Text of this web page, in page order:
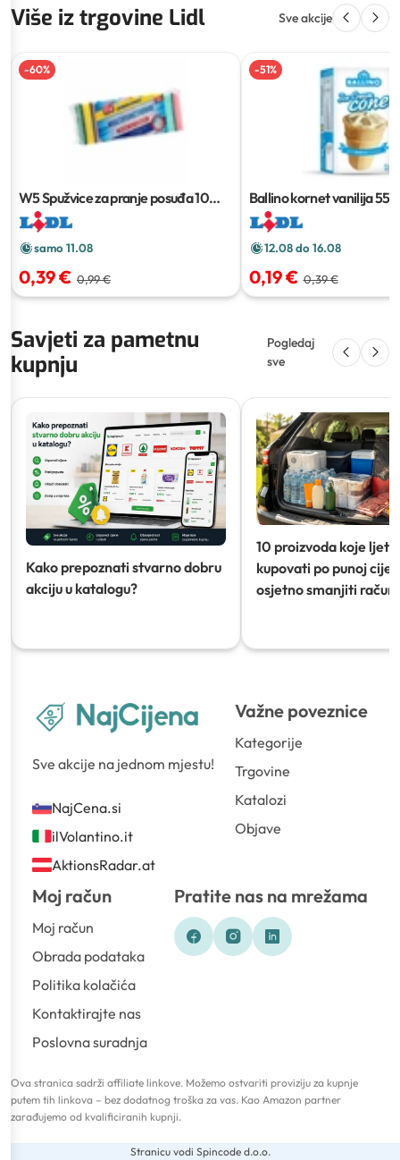
Više iz trgovine Lidl Sve akcije
-60%
W5 Spužvice za pranje posuđa10
kom
samo 11.08
0,39 € 0,99 €
-51%
Ballino kornet vanilija55 g
12.08 do 16.08
0,19 € 0,39 €
Savjeti za pametnu
kupnju
Pogledaj
sve
Kako prepoznati stvarno dobru
akciju u katalogu?
10 proizvoda koje ljeti
kupovati po punoj
osjetno smanjiti račun)
Sve akcije na jednom mjestu!
NajCena.si
ilVolantino.it
AktionsRadar.at
Važne poveznice
Kategorije
Trgovine
Katalozi
Objave
Moj račun
Moj račun
Obrada podataka
Politika kolačića
Kontaktirajte nas
Poslovna suradnja
Pratite nas na mrežama
Ova stranica sadrži affiliate linkove. Možemo ostvariti proviziju za kupnje
putem tih linkova – bez dodatnog troška za vas. Kao Amazon partner
zarađujemo od kvalificiranih kupnji.
Stranicu vodi Spincode d.o.o.